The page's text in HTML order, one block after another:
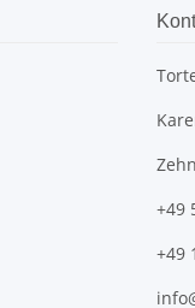
+49
+49